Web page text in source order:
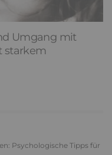
Umgang mit
starkem
Psychologische Tipps für